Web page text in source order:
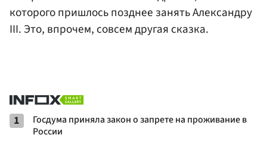
которого пришлось позднее занять Александру
III. Это, впрочем, совсем другая сказка.
1
Госдума приняла закон о запрете на проживание в
России